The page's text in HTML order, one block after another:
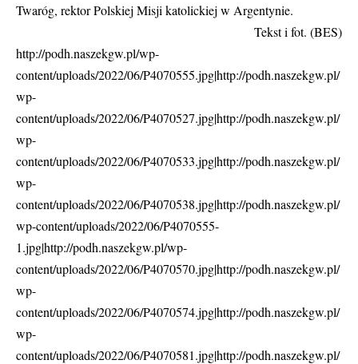
Twaróg, rektor Polskiej Misji katolickiej w Argentynie.
Tekst i fot. (BES)
http://podh.naszekgw.pl/wp-
content/uploads/2022/06/P4070555.jpg|http://podh.naszekgw.pl/
wp-
content/uploads/2022/06/P4070527.jpg|http://podh.naszekgw.pl/
wp-
content/uploads/2022/06/P4070533.jpg|http://podh.naszekgw.pl/
wp-
content/uploads/2022/06/P4070538.jpg|http://podh.naszekgw.pl/
wp-content/uploads/2022/06/P4070555-
1.jpg|http://podh.naszekgw.pl/wp-
content/uploads/2022/06/P4070570.jpg|http://podh.naszekgw.pl/
wp-
content/uploads/2022/06/P4070574.jpg|http://podh.naszekgw.pl/
wp-
content/uploads/2022/06/P4070581.jpg|http://podh.naszekgw.pl/